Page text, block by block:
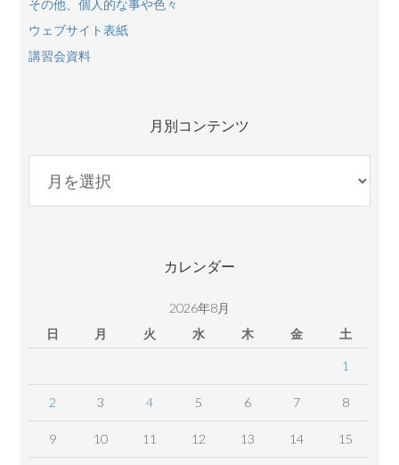
その他、個人的な事や色々
ウェブサイト表紙
講習会資料
月別コンテンツ
コ
カレンダー
2026年8月
日
月 火 水 木 金 土
1
2 3 4 5 6 7 8
9 10 11 12 13 14 15